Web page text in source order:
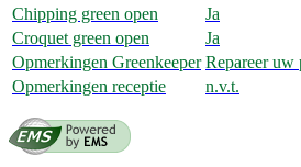
Chipping green open
Ja
Croquet green open
Ja
Opmerkingen Greenkeeper Repareer uw
Opmerkingen receptie
n.v.t.